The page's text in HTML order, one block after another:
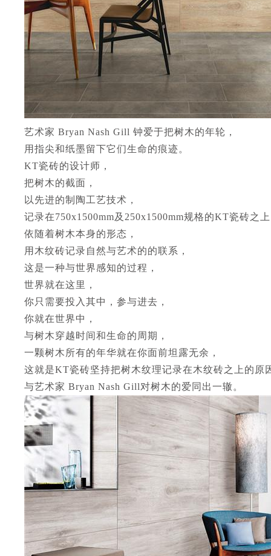
艺术家 Bryan Nash Gill 钟爱于把树木的年轮，
用指尖和纸墨留下它们生命的痕迹。
KT瓷砖的设计师，
把树木的截面，
以先进的制陶工艺技术，
记录在750x1500mm及250x1500mm规格的KT瓷砖之
依随着树木本身的形态，
用木纹砖记录自然与艺术的的联系，
这是一种与世界感知的过程，
世界就在这里，
你只需要投入其中，参与进去，
你就在世界中，
与树木穿越时间和生命的周期，
一颗树木所有的年华就在你面前坦露无余，
这就是KT瓷砖坚持把树木纹理记录在木纹砖之上的原
与艺术家 Bryan Nash Gill对树木的爱同出一辙。